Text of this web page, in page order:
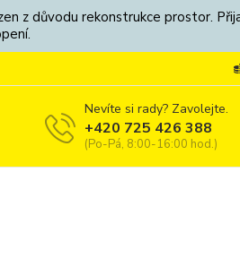
z důvodu rekonstrukce prostor.
Nevíte si rady? Zavolejte.
+420 725 426 388
(Po-Pá, 8:00-16:00 hod.)